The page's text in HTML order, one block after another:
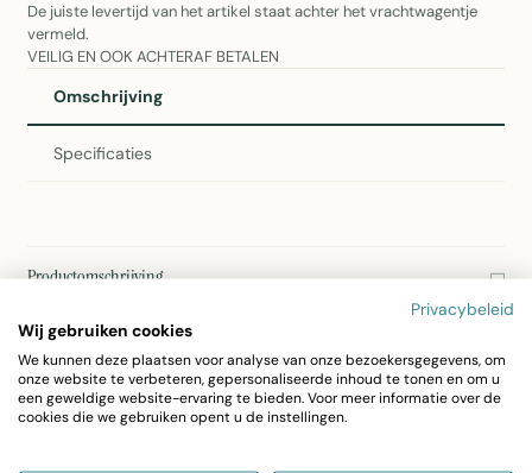
De juiste levertijd van het artikel staat achter het vrachtwagentje
vermeld.
VEILIG EN OOK ACHTERAF BETALEN
Omschrijving
Specificaties
Productomschrijving
2Lif Delhi Jason Gordijn Zilver 135x260cm
Het elegante Delhi Jason gordijn van 2Lif in zilver is een
prachtig accent voor uw interieur. Met afmetingen van
135x260cm en 7 loops past dit gordijn perfect op
Privacybeleid
Wij gebruiken cookies
We kunnen deze plaatsen voor analyse van onze bezoekersgegevens, om
onze website te verbeteren, gepersonaliseerde inhoud te tonen en om u
een geweldige website-ervaring te bieden. Voor meer informatie over de
cookies die we gebruiken opent u de instellingen.